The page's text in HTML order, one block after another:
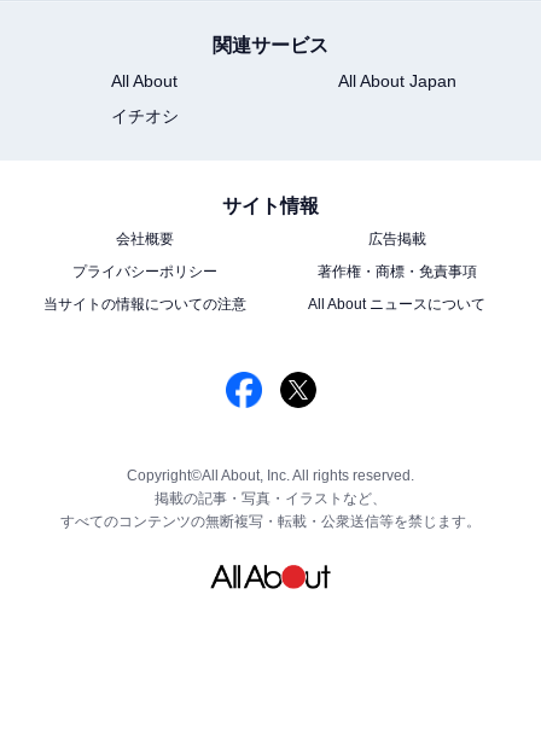
関連サービス
All About
All About Japan
イチオシ
サイト情報
会社概要
広告掲載
プライバシーポリシー
著作権・商標・免責事項
当サイトの情報についての注意
All About ニュースについて
Copyright©All About, Inc. All rights reserved.
掲載の記事・写真・イラストなど、
すべてのコンテンツの無断複写・転載・公衆送信等を禁じます。